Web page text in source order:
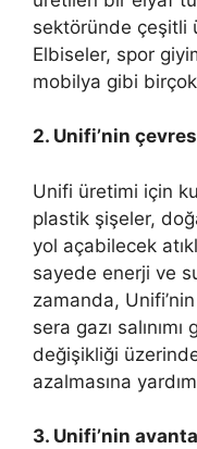
sektöründe çeşitli
Elbiseler, spor
mobilya gibi birçok
2. Unifi’nin
Unifi üretimi için
plastik şişeler,
yol açabilecek
sayede enerji ve
zamanda,
sera gazı
değişikliği
azalmasına
3. Unifi’nin